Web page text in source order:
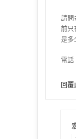
請問
前只
是多
電話
回